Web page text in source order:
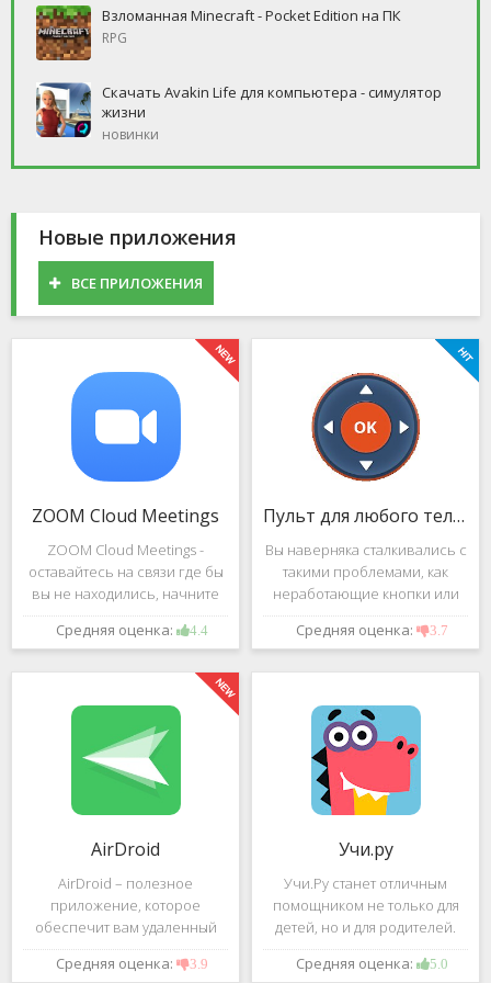
Взломанная Minecraft - Pocket Edition на ПК
RPG
Скачать Avakin Life для компьютера - симулятор
жизни
новинки
Новые приложения
ВСЕ ПРИЛОЖЕНИЯ
ZOOM Cloud Meetings
ZOOM Cloud Meetings -
оставайтесь на связи где бы
вы не находились, начните
свою или присоединитесь к
видеоконференции с
высококачественным
изображением. Столь
Средняя оценка: 4.4
Пульт для любого телевизора
Вы наверняка сталкивались с
такими проблемами, как
неработающие кнопки или
разряженные батарейки на
вашем пульте от
с помощью приложения
"Пульт для
Средняя оценка: 3.7
AirDroid
AirDroid – полезное
приложение, которое
обеспечит вам удаленный
доступ к вашему смартфону
или планшету при помощи
Средняя оценка: 3.9
Учи.ру
Учи.Ру станет отличным
помощником не только для
детей, но и для родителей.
Это приложение заточено
под изучение различного
Средняя оценка: 5.0